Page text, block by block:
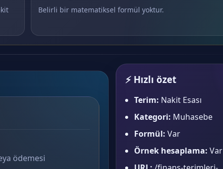
Belirli bir matematiksel formül yoktur.
ödemesi
⚡ Hızlı özet
Terim: Nakit Esası
Kategori: Muhasebe
Formül: Var
Örnek hesaplama: Var